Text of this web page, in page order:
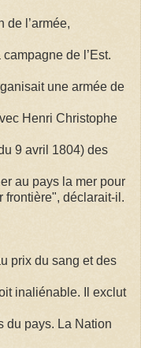
de l’armée,
de l’Est.
une armée de
Henri Christophe
9 avril 1804) des
au pays la mer pour
frontière", déclarait-il.
prix du sang et des
inaliénable. Il exclut
du pays. La Nation